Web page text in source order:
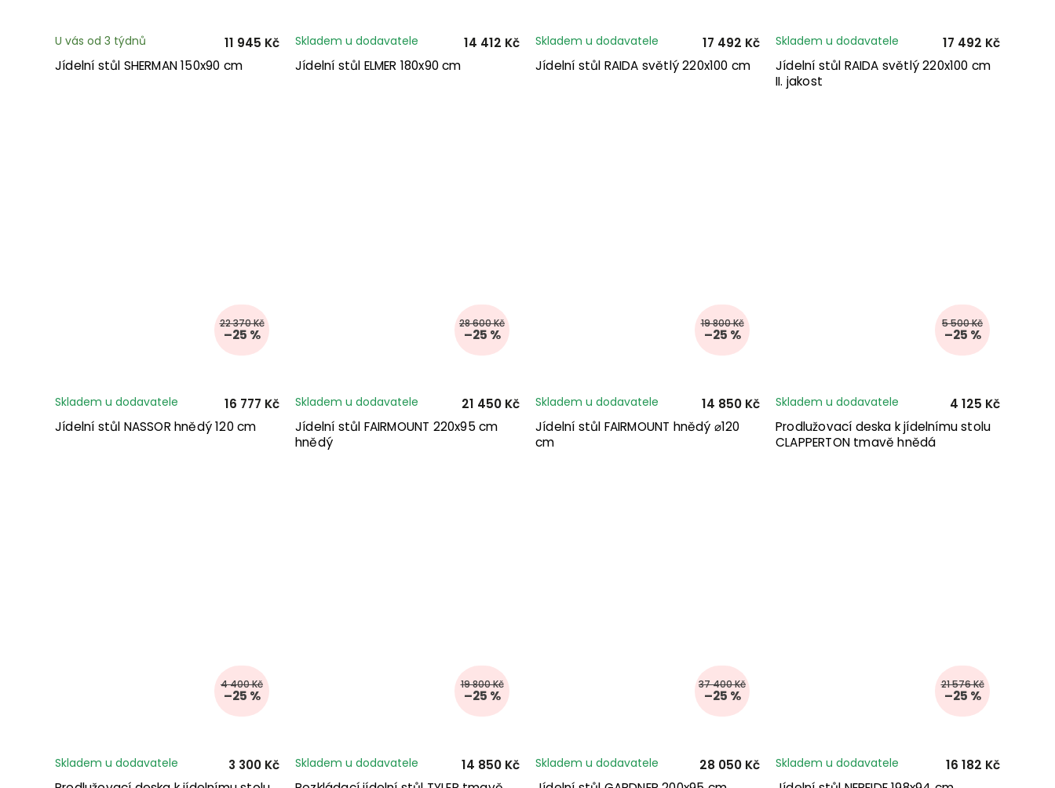
Jídelní stůl SHERMAN 150x90 cm
U vás od 3 týdnů 11 945 Kč
Jídelní stůl ELMER 180x90 cm
Skladem u dodavatele 14 412 Kč
Jídelní stůl RAIDA světlý 220x100 cm
Skladem u dodavatele 17 492 Kč
Jídelní stůl RAIDA světlý 220x100 cm
II. jakost
Skladem u dodavatele 17 492 Kč
22 370 Kč
–25 %
Jídelní stůl NASSOR hnědý 120 cm
Skladem u dodavatele 16 777 Kč
28 600 Kč
–25 %
Jídelní stůl FAIRMOUNT 220x95 cm
hnědý
Skladem u dodavatele 21 450 Kč
19 800 Kč
–25 %
Jídelní stůl FAIRMOUNT hnědý ⌀120
cm
Skladem u dodavatele 14 850 Kč
5 500 Kč
–25 %
Prodlužovací deska k jídelnímu stolu
CLAPPERTON tmavě hnědá
Skladem u dodavatele 4 125 Kč
4 400 Kč
–25 %
Skladem u dodavatele 3 300 Kč
19 800 Kč
–25 %
Skladem u dodavatele 14 850 Kč
37 400 Kč
–25 %
Skladem u dodavatele 28 050 Kč
21 576 Kč
–25 %
Skladem u dodavatele 16 182 Kč